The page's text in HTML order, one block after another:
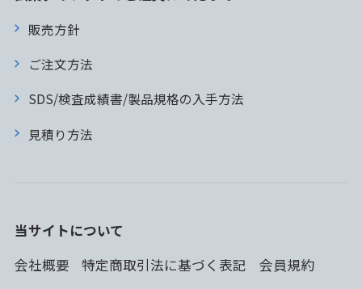
販売方針
ご注文方法
SDS/検査成績書/製品規格の入手方法
見積り方法
当サイトについて
会社概要
特定商取引法に基づく表記 会員規約